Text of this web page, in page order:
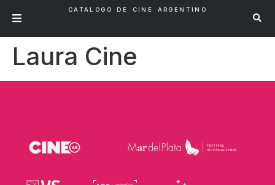
CATÁLOGO DE CINE ARGENTINO
Laura Cine